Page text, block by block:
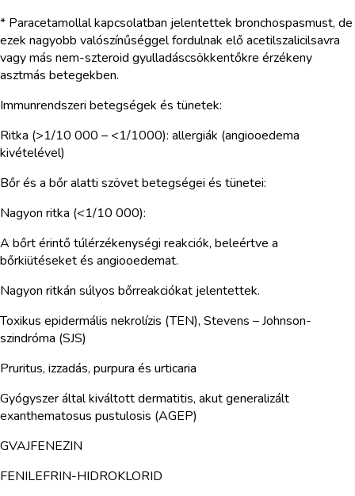
* Paracetamollal kapcsolatban jelentettek bronchospasmust, de
ezek nagyobb valószínűséggel fordulnak elő acetilszalicilsavra
vagy más nem-szteroid gyulladáscsökkentőkre érzékeny
asztmás betegekben.
Immunrendszeri betegségek és tünetek:
Ritka (>1/10 000 – <1/1000): allergiák (angiooedema
kivételével)
Bőr és a bőr alatti szövet betegségei és tünetei:
Nagyon ritka (<1/10 000):
A bőrt érintő túlérzékenységi reakciók, beleértve a
bőrkiütéseket és angiooedemat.
Nagyon ritkán súlyos bőrreakciókat jelentettek.
Toxikus epidermális nekrolízis (TEN), Stevens – Johnson-
szindróma (SJS)
Pruritus, izzadás, purpura és urticaria
Gyógyszer által kiváltott dermatitis, akut generalizált
exanthematosus pustulosis (AGEP)
GVAJFENEZIN
FENILEFRIN-HIDROKLORID